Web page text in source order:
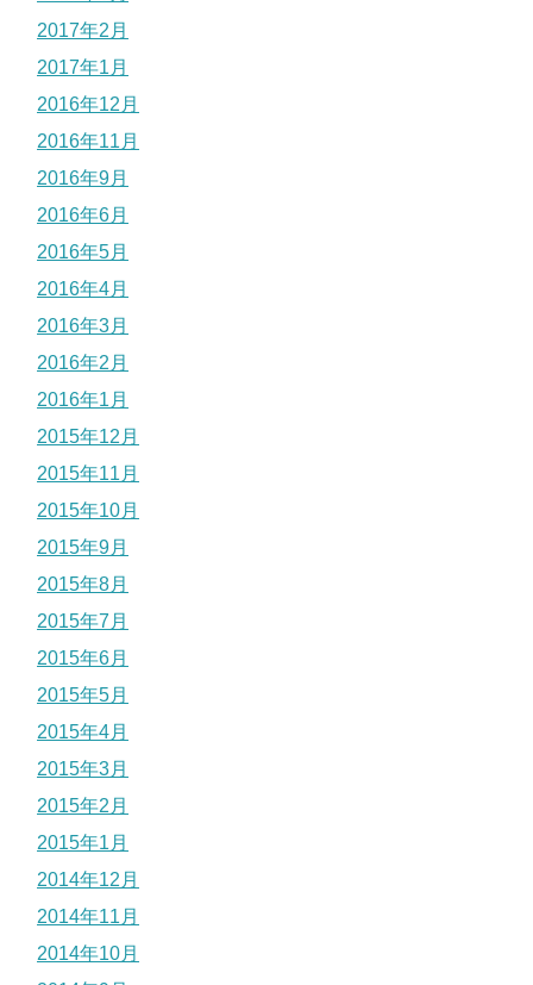
2017年2月
2017年1月
2016年12月
2016年11月
2016年9月
2016年6月
2016年5月
2016年4月
2016年3月
2016年2月
2016年1月
2015年12月
2015年11月
2015年10月
2015年9月
2015年8月
2015年7月
2015年6月
2015年5月
2015年4月
2015年3月
2015年2月
2015年1月
2014年12月
2014年11月
2014年10月